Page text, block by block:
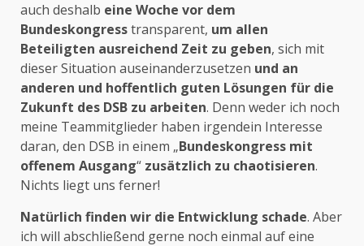
auch deshalb eine Woche vor dem
Bundeskongresstransparent, um allen
Beteiligten ausreichend Zeit zu geben, sich mit
dieser Situation auseinanderzusetzen und an
anderen und hoffentlich guten Lösungen für die
Zukunft des DSB zu arbeiten. Denn weder ich noch
meine Teammitglieder haben irgendein Interesse
daran, den DSB in einem „Bundeskongress mit
offenem Ausgang“ zusätzlich zu chaotisieren.
Nichts liegt uns ferner!
Natürlich finden wir die Entwicklung schade. Aber
ich will abschließend gerne noch einmal auf eine